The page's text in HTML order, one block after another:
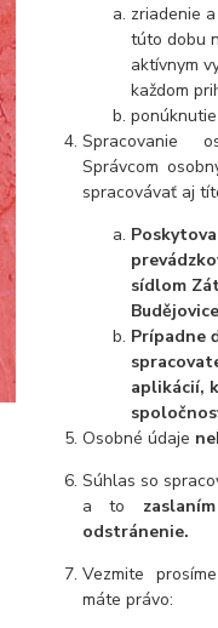
zriadenie
túto dobu
aktívnym
každom
Spracovanie
Správcom
spracovávať aj
sídlom
Prípadne
aplikácií,
Osobné údaje
Súhlas so
a to
odstránenie.
Vezmite
máte právo: